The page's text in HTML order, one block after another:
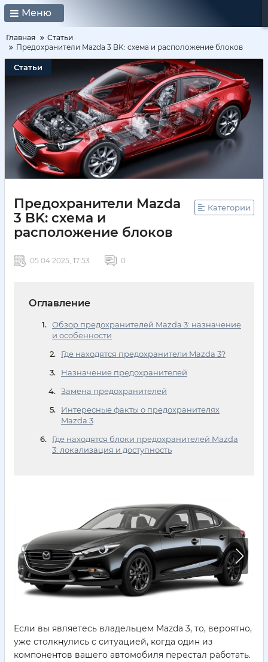
Меню
Главная
Статьи
Предохранители Mazda 3 BK: схема и расположение блоков
Статьи
Предохранители Mazda
3 BK: схема и
расположение блоков
Категории
05 04 2025, 17:53 0
Оглавление
Обзор предохранителей Mazda 3: назначение
и особенности
Где находятся предохранители Mazda 3?
Назначение предохранителей
Замена предохранителей
Интересные факты о предохранителях
Mazda 3
Где находятся блоки предохранителей Mazda
3: локализация и доступность
Если вы являетесь владельцем Mazda 3, то, вероятно,
уже столкнулись с ситуацией, когда один из
компонентов вашего автомобиля перестал работать.